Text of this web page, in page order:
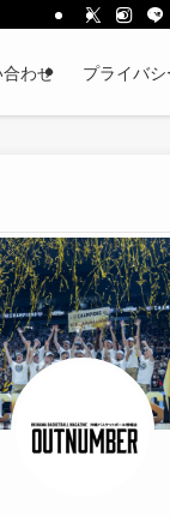
わせ プライバ